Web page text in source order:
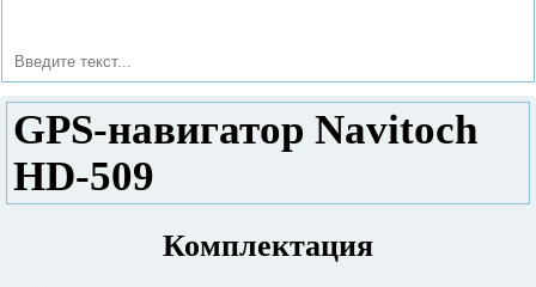
GPS-навигатор Navitoch
HD-509
Комплектация